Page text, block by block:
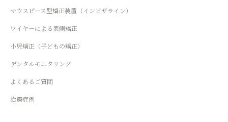
マウスピース型矯正装置（インビザライン）
ワイヤーによる表側矯正
小児矯正（子どもの矯正）
デンタルモニタリング
よくあるご質問
治療症例